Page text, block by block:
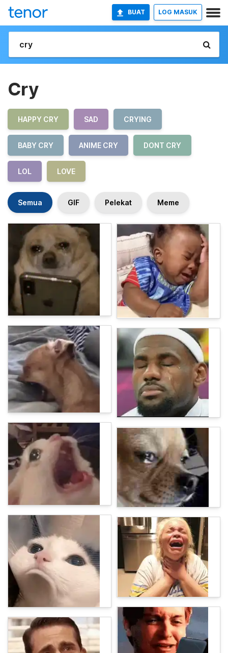
BUAT LOG MASUK
Cry
HAPPY CRY SAD CRYING
BABY CRY ANIME CRY DONT CRY
LOL LOVE
Semua GIF Pelekat Meme